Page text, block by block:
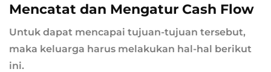
Mencatat dan Mengatur Cash Flow
Untuk dapat mencapai tujuan-tujuan tersebut,
maka keluarga harus melakukan hal-hal berikut
ini.